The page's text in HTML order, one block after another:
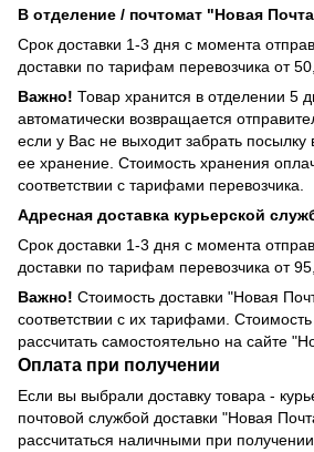
В отделение / почтомат "Новая
Срок доставки 1-3 дня с момента
доставки по тарифам перевозчика от
Важно! Товар хранится в отделении 5
автоматически возвращается
если у Вас не выходит забрать
ее хранение. Стоимость хранения
соответствии с тарифами перевозчика.
Адресная доставка курьерской
Срок доставки 1-3 дня с момента
доставки по тарифам перевозчика от
Важно! Стоимость доставки "Новая
соответствии с их тарифами.
рассчитать самостоятельно на сайте
Оплата при получении
Если вы выбрали доставку товара -
почтовой службой доставки "Новая
рассчитаться наличными при